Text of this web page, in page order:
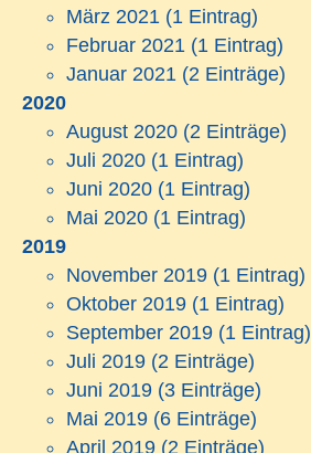
März 2021 (1 Eintrag)
Februar 2021 (1 Eintrag)
Januar 2021 (2 Einträge)
2020
August 2020 (2 Einträge)
Juli 2020 (1 Eintrag)
Juni 2020 (1 Eintrag)
Mai 2020 (1 Eintrag)
2019
November 2019 (1 Eintrag)
Oktober 2019 (1 Eintrag)
September 2019 (1 Eintrag)
Juli 2019 (2 Einträge)
Juni 2019 (3 Einträge)
Mai 2019 (6 Einträge)
April 2019 (2 Einträge)